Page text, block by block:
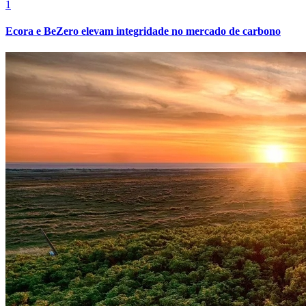
Internacional
1
Ecora e BeZero elevam integridade no mercado de carbono